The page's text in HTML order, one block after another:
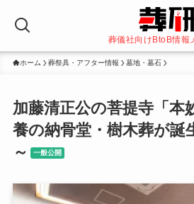
葬儀社向けBtoB情報
ホーム 葬祭具・アフター情報 墓地・墓石
加藤清正公の菩提寺「本
養の納骨堂・樹木葬が誕
～
一般公開